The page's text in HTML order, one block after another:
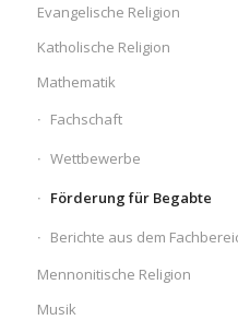
Evangelische Religion
Katholische Religion
Mathematik
Fachschaft
Wettbewerbe
Förderung für Begabte
Berichte aus dem
Mennonitische Religion
Musik